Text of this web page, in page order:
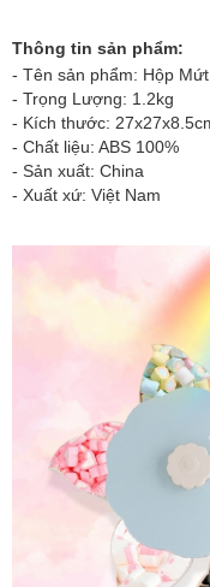
Thông tin sản phẩm:
- Tên sản phẩm: Hộp
- Trọng Lượng: 1.2kg
- Kích thước:
- Chất liệu: ABS 100%
- Sản xuất: China
- Xuất xứ: Việt Nam